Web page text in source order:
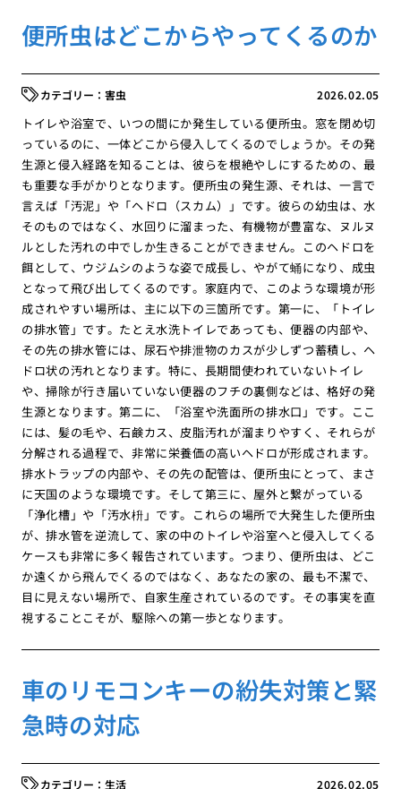
便所虫はどこからやってくるのか
2026.02.05
害虫
トイレや浴室で、いつの間にか発生している便所虫。窓を閉め切
っているのに、一体どこから侵入してくるのでしょうか。その発
生源と侵入経路を知ることは、彼らを根絶やしにするための、最
も重要な手がかりとなります。便所虫の発生源、それは、一言で
言えば「汚泥」や「ヘドロ（スカム）」です。彼らの幼虫は、水
そのものではなく、水回りに溜まった、有機物が豊富な、ヌルヌ
ルとした汚れの中でしか生きることができません。このヘドロを
餌として、ウジムシのような姿で成長し、やがて蛹になり、成虫
となって飛び出してくるのです。家庭内で、このような環境が形
成されやすい場所は、主に以下の三箇所です。第一に、「トイレ
の排水管」です。たとえ水洗トイレであっても、便器の内部や、
その先の排水管には、尿石や排泄物のカスが少しずつ蓄積し、ヘ
ドロ状の汚れとなります。特に、長期間使われていないトイレ
や、掃除が行き届いていない便器のフチの裏側などは、格好の発
生源となります。第二に、「浴室や洗面所の排水口」です。ここ
には、髪の毛や、石鹸カス、皮脂汚れが溜まりやすく、それらが
分解される過程で、非常に栄養価の高いヘドロが形成されます。
排水トラップの内部や、その先の配管は、便所虫にとって、まさ
に天国のような環境です。そして第三に、屋外と繋がっている
「浄化槽」や「汚水枡」です。これらの場所で大発生した便所虫
が、排水管を逆流して、家の中のトイレや浴室へと侵入してくる
ケースも非常に多く報告されています。つまり、便所虫は、どこ
か遠くから飛んでくるのではなく、あなたの家の、最も不潔で、
目に見えない場所で、自家生産されているのです。その事実を直
視することこそが、駆除への第一歩となります。
車のリモコンキーの紛失対策と緊
急時の対応
2026.02.05
生活